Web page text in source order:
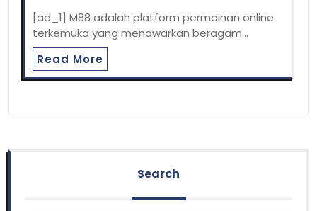
[ad_1] M88 adalah platform permainan online
terkemuka yang menawarkan beragam…
Read More
Search